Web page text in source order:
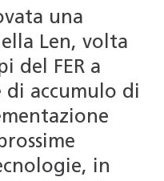
una
Len, volta
del FER a
accumulo di
in